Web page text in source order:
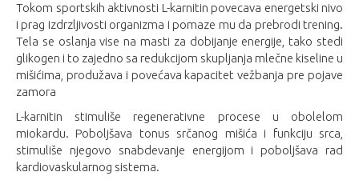
Tokom sportskih aktivnosti L-karnitin povecava energetski nivo
i prag izdrzljivosti organizma i pomaze mu da prebrodi trening.
Tela se oslanja vise na masti za dobijanje energije, tako stedi
glikogen i to zajedno sa redukcijom skupljanja mlečne kiseline u
mišićima, produžava i povećava kapacitet vežbanja pre pojave
zamora
L-karnitin stimuliše regenerativne procese u obolelom
miokardu. Poboljšava tonus srčanog mišića i funkciju srca,
stimuliše njegovo snabdevanje energijom i poboljšava rad
kardiovaskularnog sistema.